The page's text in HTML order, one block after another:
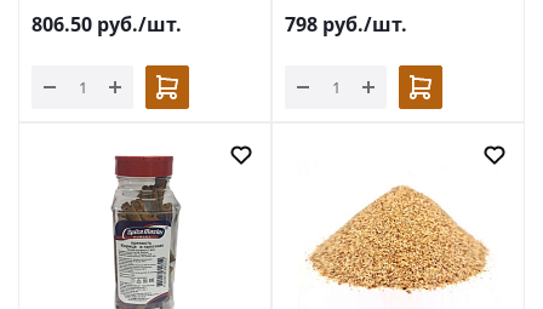
806.50 руб./шт. 798 руб./шт.